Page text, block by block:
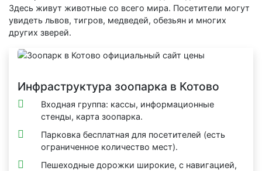
Здесь живут животные со всего мира. Посетители могут
увидеть львов, тигров, медведей, обезьян и многих
других зверей.
Инфраструктура зоопарка в Котово
Входная группа: кассы, информационные
стенды, карта зоопарка.
Парковка бесплатная для посетителей (есть
ограниченное количество мест).
Пешеходные дорожки широкие, с навигацией,